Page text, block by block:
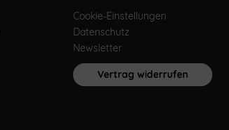
Cookie-Einstellungen
Datenschutz
Newsletter
Vertrag widerrufen